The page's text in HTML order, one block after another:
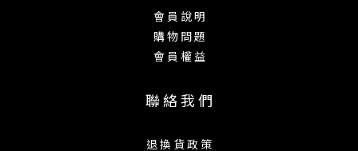
會 員 說 明
購 物 問 題
會 員 權 益
聯 絡 我 們
退 換 貨 政 策